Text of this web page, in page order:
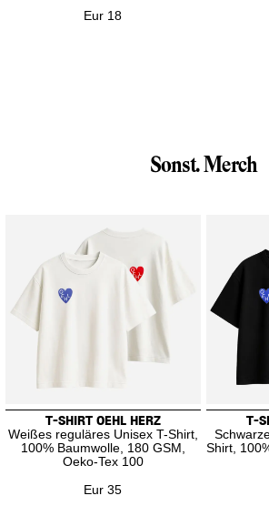
Eur 18
Sonst. Merch
T-SHIRT OEHL HERZ
Weißes reguläres Unisex T-Shirt,
100% Baumwolle, 180 GSM,
Oeko-Tex 100
Eur 35
T-
Shirt,